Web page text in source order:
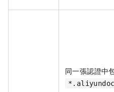
同一張認證中